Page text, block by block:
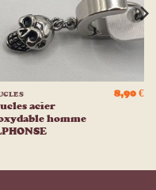
acier
homme
8,90€